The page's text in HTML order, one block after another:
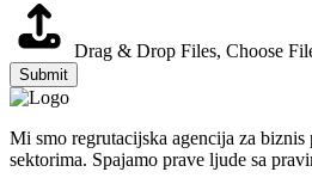
Drag & Drop Files, Choose
Submit
Mi smo regrutacijska agencija za
sektorima. Spajamo prave ljude sa